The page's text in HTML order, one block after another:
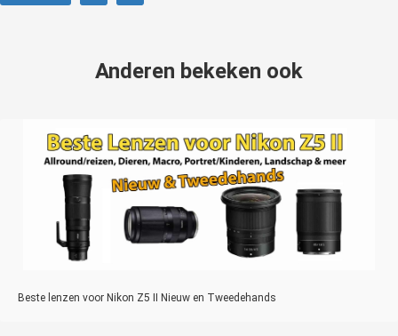
Anderen bekeken ook
Beste lenzen voor Nikon Z5 II Nieuw en Tweedehands